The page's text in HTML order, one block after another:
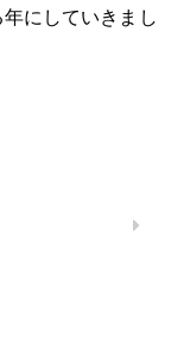
にしていきまし